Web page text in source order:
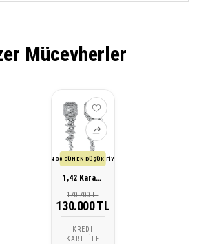
Mücevherler
SON 30 GÜN EN DÜŞÜK FİYATI
1,42 Karat Pırlanta Baget Küpe
170.700 TL
130.000 TL
KREDI
KARTI ILE